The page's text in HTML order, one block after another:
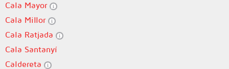
Cala Mayor
Cala Millor
Cala Ratjada
Cala Santanyí
Caldereta